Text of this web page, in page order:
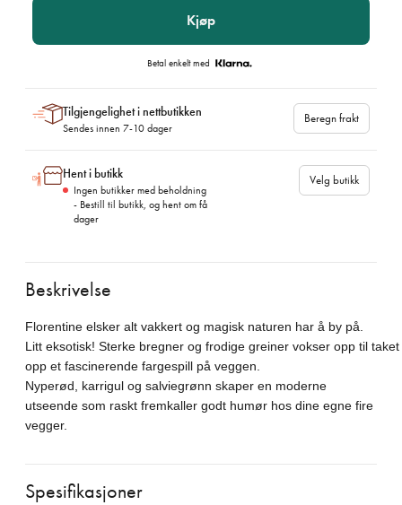
Kjøp
Betal enkelt med
Tilgjengelighet i nettbutikken
Sendes innen 7-10 dager
Beregn frakt
Hent i butikk
Ingen butikker med beholdning
- Bestill til butikk, og hent om få
dager
Velg butikk
Beskrivelse
Florentine elsker alt vakkert og magisk naturen har å by på.
Litt eksotisk! Sterke bregner og frodige greiner vokser opp til
opp et fascinerende fargespill på veggen.
Nyperød, karrigul og salviegrønn skaper en moderne
utseende som raskt fremkaller godt humør hos dine egne fire
vegger.
Spesifikasjoner